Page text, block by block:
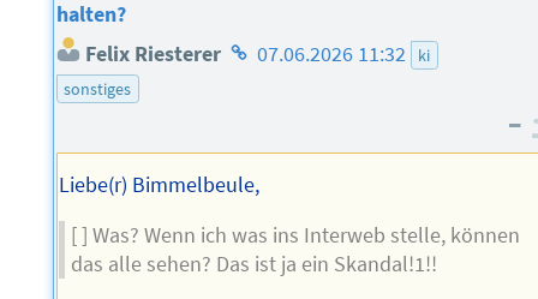
halten?
Felix Riesterer Homepage
07.06.2026 11:32
ki
sonstiges
–
Liebe(r) Bimmelbeule,
[ ] Was? Wenn ich was ins Interweb stelle, können
das alle sehen? Das ist ja ein Skandal!1!!